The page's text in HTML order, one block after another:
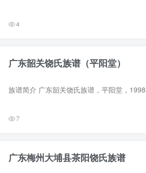
4
广东韶关饶氏族谱（平阳堂）
7
广东梅州大埔县茶阳饶氏族谱